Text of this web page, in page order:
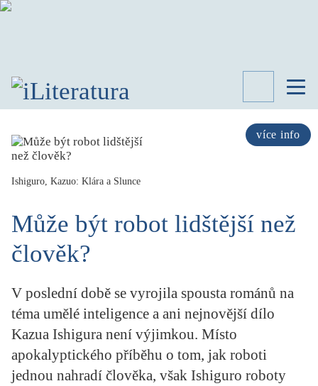
více info
LITERATURY
PŘEHLED
PORTRÉT
KRITIKA PŘEKLADU
UKÁZKA
Ishiguro, Kazuo: Klára a Slunce
Může být robot lidštější než
člověk?
V poslední době se vyrojila spousta románů na
téma umělé inteligence a ani nejnovější dílo
Kazua Ishigura není výjimkou. Místo
apokalyptického příběhu o tom, jak roboti
jednou nahradí člověka, však Ishiguro roboty